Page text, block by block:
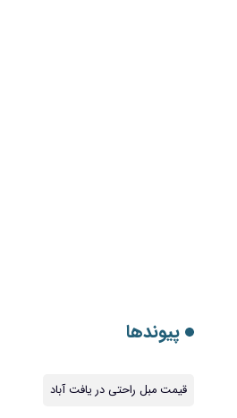
پیوندها
قیمت مبل راحتی در یافت آباد